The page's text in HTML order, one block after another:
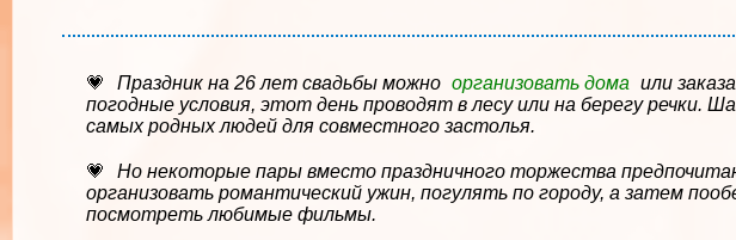
Праздник на 26 лет свадьбы можно организовать дома или
погодные условия, этот день проводят в лесу или на берегу речки.
самых родных людей для совместного застолья.
Но некоторые пары вместо праздничного торжества
организовать романтический ужин, погулять по городу, а затем
посмотреть любимые фильмы.